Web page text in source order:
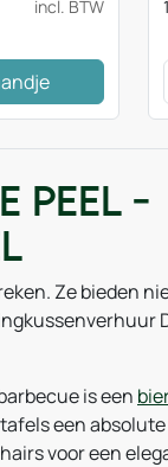
incl. BTW
Peel -
Ze bieden
is een
een
voor een